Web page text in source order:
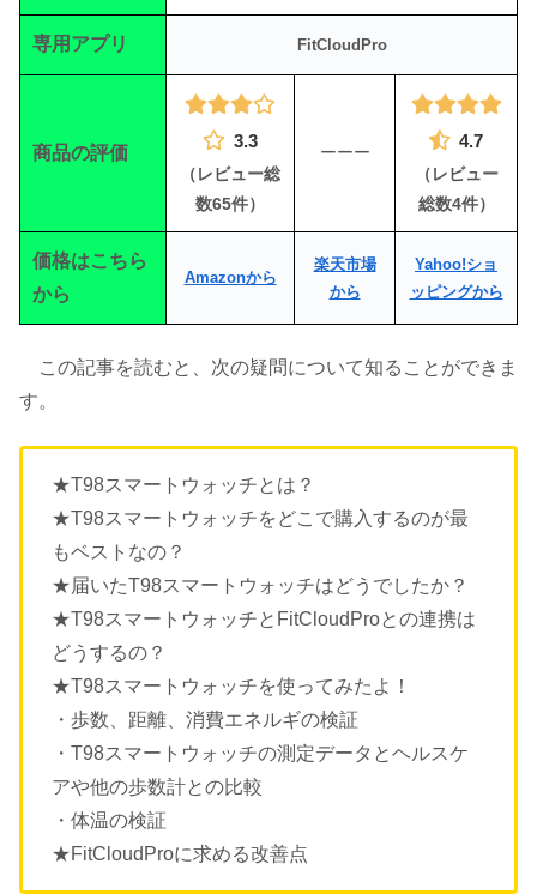
専用アプリ FitCloudPro
商品の評価
3.3
（レビュー総
数65件）
ーーー
4.7
（レビュー
総数4件）
価格はこちら
から
Amazonから
楽天市場
から
Yahoo!ショ
ッピングから
この記事を読むと、次の疑問について知ることができま
す。
★T98スマートウォッチとは？
★T98スマートウォッチをどこで購入するのが最
もベストなの？
★届いたT98スマートウォッチはどうでしたか？
★T98スマートウォッチとFitCloudProとの連携は
どうするの？
★T98スマートウォッチを使ってみたよ！
・歩数、距離、消費エネルギの検証
・T98スマートウォッチの測定データとヘルスケ
アや他の歩数計との比較
・体温の検証
★FitCloudProに求める改善点